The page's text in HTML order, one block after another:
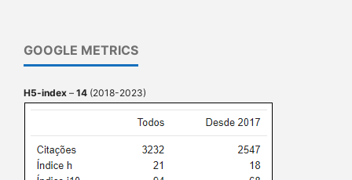
GOOGLE METRICS
H5-index – 14 (2018-2023)